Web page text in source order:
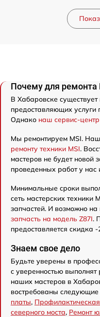
Почему для ремонта
В Хабаровске
предоставляющих услуги
Однако наш сервис-
Мы ремонтируем MSI.
ремонту техники MSI.
мастеров не будет новой
проведенных работ у нас
Минимальные сроки
сеть мастерских техники
запчастей. И возможно
запчасть на модель Z87I.
предоставляется скидка -
Знаем свое дело
Будьте уверены в
с уверенностью
наших мастеров в
востребованы следующие
платы,
северного моста, Ремонт